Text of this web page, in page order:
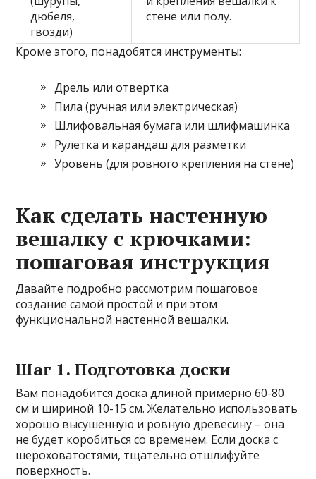
дюбеля,
гвозди)
стене или полу.
Кроме этого, понадобятся инструменты:
Дрель или отвертка
Пила (ручная или электрическая)
Шлифовальная бумага или шлифмашинка
Рулетка и карандаш для разметки
Уровень (для ровного крепления на стене)
Как сделать настенную
вешалку с крючками:
пошаговая инструкция
Давайте подробно рассмотрим пошаговое
создание самой простой и при этом
функциональной настенной вешалки.
Шаг 1. Подготовка доски
Вам понадобится доска длиной примерно 60-80
см и шириной 10-15 см. Желательно использовать
хорошо высушенную и ровную древесину – она
не будет коробиться со временем. Если доска с
шероховатостями, тщательно отшлифуйте
поверхность.